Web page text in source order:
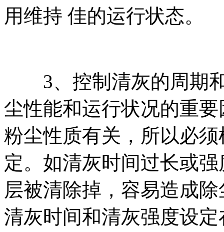
用维持 佳的运行状态。
3、控制清灰的周期和
尘性能和运行状况的重
粉尘性质有关，所以必
定。如清灰时间过长或
层被清除掉，容易造成
清灰时间和清灰强度设